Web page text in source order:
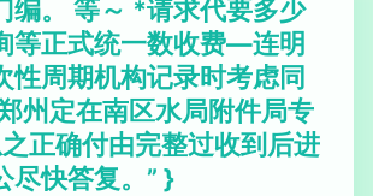
编。 等～ *请求代要多少
等正式统一数收费—连明
性周期机构记录时考虑同
州定在南区水局附件局专
正确付由完整过收到后进
尽快答复。” }